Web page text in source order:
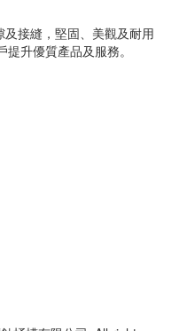
接縫，堅固、美觀及耐用
提升優質產品及服務。